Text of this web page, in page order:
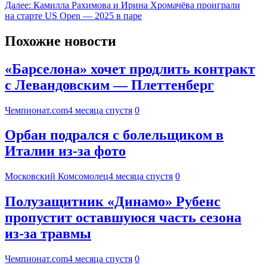
Далее: Камилла Рахимова и Ирина Хромачёва проиграли
на старте US Open — 2025 в паре
Похожие новости
«Барселона» хочет продлить контракт
с Левандовским — Плеттенберг
Чемпионат.com4 месяца спустя 0
Орбан подрался с болельщиком в
Италии из-за фото
Московский Комсомолец4 месяца спустя 0
Полузащитник «Динамо» Рубенс
пропустит оставшуюся часть сезона
из-за травмы
Чемпионат.com4 месяца спустя 0